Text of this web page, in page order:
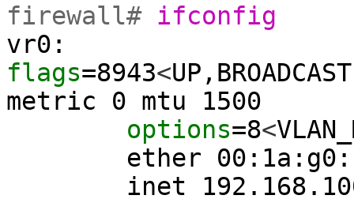
firewall# ifconfig
vr0:
flags=8943<
metric 0 mtu 1500
options=8<
ether
inet